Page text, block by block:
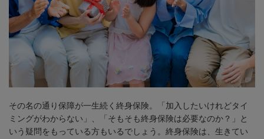
その名の通り保障が一生続く終身保険。「加入したいけれどタイ
ミングがわからない」、「そもそも終身保険は必要なのか？」と
いう疑問をもっている方もいるでしょう。終身保険は、生きてい